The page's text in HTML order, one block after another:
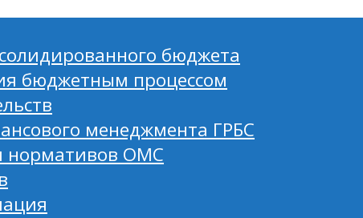
бюджета
бюджетным процессом
менеджмента ГРБС
нормативов ОМС